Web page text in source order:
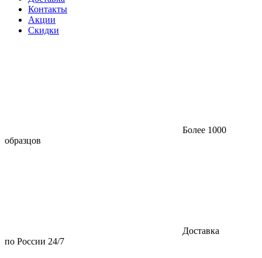
Контакты
Акции
Скидки
Более 1000
образцов
Доставка
по России 24/7